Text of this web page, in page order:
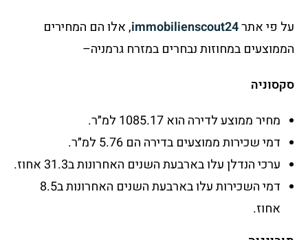
על פי אתר
, אלו הם המחירים
הממוצעים במחוזות נבחרים במזרח גרמניה–
סקסוניה
מחיר ממוצע לדירה הוא 1085.17 למ״ר.
דמי שכירות ממוצעים בדירה הם 5.76 למ״ר.
ערכי הנדלן עלו בארבעת השנים האחרונות ב31.3 אחוז.
דמי השכירות עלו בארבעת השנים האחרונות ב8.5
אחוז.